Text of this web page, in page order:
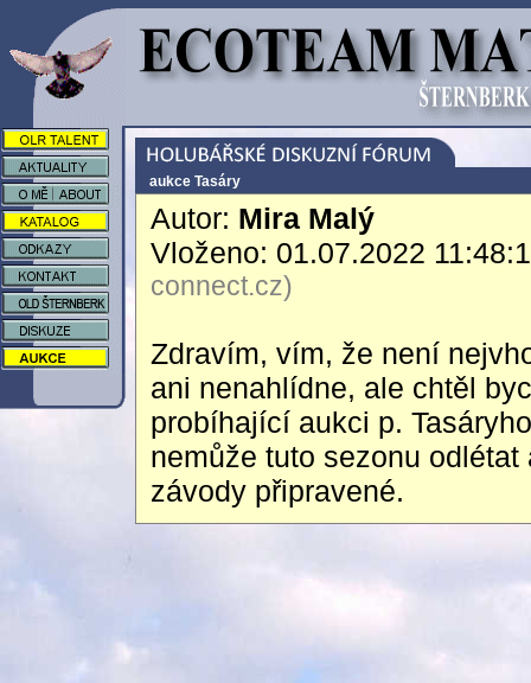
aukce Tasáry
Autor: Mira Malý
Vloženo: 01.07.2022
connect.cz)
Zdravím, vím, že není
ani nenahlídne, ale chtěl
probíhající aukci p.
nemůže tuto sezonu
závody připravené.